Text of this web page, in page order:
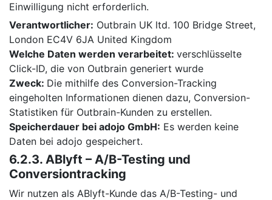
Einwilligung nicht erforderlich.
Verantwortlicher: Outbrain UK ltd. 100 Bridge Street,
London EC4V 6JA United Kingdom
Welche Daten werden verarbeitet: verschlüsselte
Click-ID, die von Outbrain generiert wurde
Zweck: Die mithilfe des Conversion-Tracking
eingeholten Informationen dienen dazu, Conversion-
Statistiken für Outbrain-Kunden zu erstellen.
Speicherdauer bei adojo GmbH: Es werden keine
Daten bei adojo gespeichert.
6.2.3. ABlyft – A/B-Testing und
Conversiontracking
Wir nutzen als ABlyft-Kunde das A/B-Testing- und